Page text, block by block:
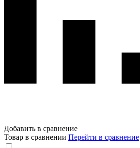
Добавить в сравнение
Товар в сравнении Перейти в сравнение